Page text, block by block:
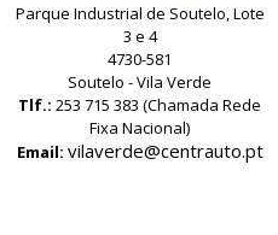
Parque Industrial de Soutelo, Lote
3 e 4
4730-581
Soutelo - Vila Verde
Tlf.: 253 715 383 (Chamada Rede
Fixa Nacional)
Email: vilaverde@centrauto.pt